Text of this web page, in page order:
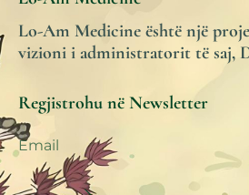
Lo-Am Medicine është një
vizioni i administratorit të saj,
Regjistrohu në Newsletter